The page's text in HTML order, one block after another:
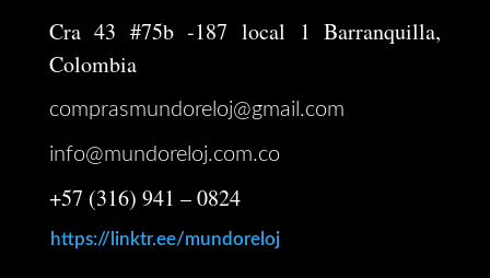
Cra 43 #75b -187 local 1 Barranquilla,
Colombia
comprasmundoreloj@gmail.com
info@mundoreloj.com.co
+57 (316) 941 – 0824
https://linktr.ee/mundoreloj